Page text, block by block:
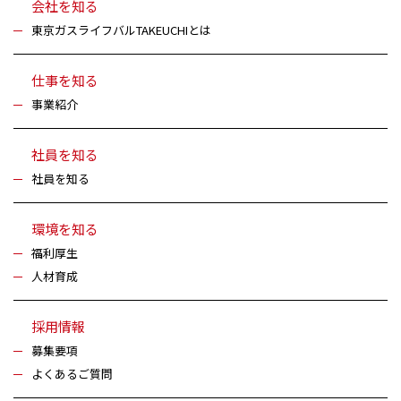
会社を知る
東京ガスライフバルTAKEUCHIとは
仕事を知る
事業紹介
社員を知る
社員を知る
環境を知る
福利厚生
人材育成
採用情報
募集要項
よくあるご質問